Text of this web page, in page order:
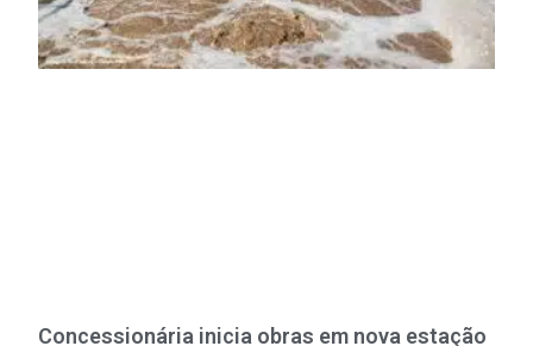
Concessionária inicia obras em nova estação